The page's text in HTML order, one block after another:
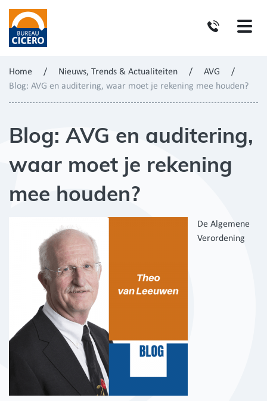
Home / Nieuws, Trends & Actualiteiten / AVG
/
Blog: AVG en auditering, waar moet je rekening mee houden?
Blog: AVG en auditering,
waar moet je rekening
mee houden?
De Algemene
Verordening